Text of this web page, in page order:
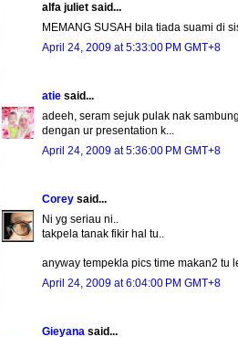
alfa juliet said...
MEMANG SUSAH bila tiada suami di
April 24, 2009 at 5:33:00 PM GMT+8
atie said...
adeeh, seram sejuk pulak nak
dengan ur presentation k...
April 24, 2009 at 5:36:00 PM GMT+8
Corey said...
Ni yg seriau ni..
takpela tanak fikir hal tu..
anyway tempekla pics time makan2 tu
April 24, 2009 at 6:04:00 PM GMT+8
Gieyana said...